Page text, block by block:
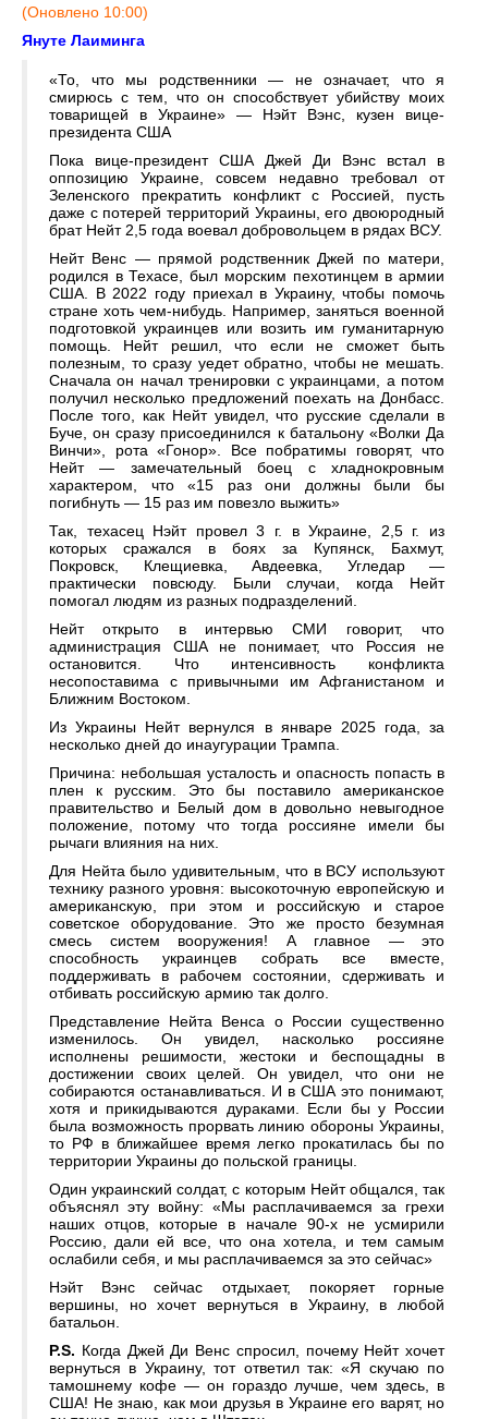
(Оновлено 10:00)
Януте Лаиминга
«То, что мы родственники — не означает, что я
смирюсь с тем, что он способствует убийству моих
товарищей в Украине» — Нэйт Вэнс, кузен вице-
президента США
Пока вице-президент США Джей Ди Вэнс встал в
оппозицию Украине, совсем недавно требовал от
Зеленского прекратить конфликт с Россией, пусть
даже с потерей территорий Украины, его двоюродный
брат Нейт 2,5 года воевал добровольцем в рядах ВСУ.
Нейт Венс — прямой родственник Джей по матери,
родился в Техасе, был морским пехотинцем в армии
США. В 2022 году приехал в Украину, чтобы помочь
стране хоть чем-нибудь. Например, заняться военной
подготовкой украинцев или возить им гуманитарную
помощь. Нейт решил, что если не сможет быть
полезным, то сразу уедет обратно, чтобы не мешать.
Сначала он начал тренировки с украинцами, а потом
получил несколько предложений поехать на Донбасс.
После того, как Нейт увидел, что русские сделали в
Буче, он сразу присоединился к батальону «Волки Да
Винчи», рота «Гонор». Все побратимы говорят, что
Нейт — замечательный боец с хладнокровным
характером, что «15 раз они должны были бы
погибнуть — 15 раз им повезло выжить»
Так, техасец Нэйт провел 3 г. в Украине, 2,5 г. из
которых сражался в боях за Купянск, Бахмут,
Покровск, Клещиевка, Авдеевка, Угледар —
практически повсюду. Были случаи, когда Нейт
помогал людям из разных подразделений.
Нейт открыто в интервью СМИ говорит, что
администрация США не понимает, что Россия не
остановится. Что интенсивность конфликта
несопоставима с привычными им Афганистаном и
Ближним Востоком.
Из Украины Нейт вернулся в январе 2025 года, за
несколько дней до инаугурации Трампа.
Причина: небольшая усталость и опасность попасть в
плен к русским. Это бы поставило американское
правительство и Белый дом в довольно невыгодное
положение, потому что тогда россияне имели бы
рычаги влияния на них.
Для Нейта было удивительным, что в ВСУ используют
технику разного уровня: высокоточную европейскую и
американскую, при этом и российскую и старое
советское оборудование. Это же просто безумная
смесь систем вооружения! А главное — это
способность украинцев собрать все вместе,
поддерживать в рабочем состоянии, сдерживать и
отбивать российскую армию так долго.
Представление Нейта Венса о России существенно
изменилось. Он увидел, насколько россияне
исполнены решимости, жестоки и беспощадны в
достижении своих целей. Он увидел, что они не
собираются останавливаться. И в США это понимают,
хотя и прикидываются дураками. Если бы у России
была возможность прорвать линию обороны Украины,
то РФ в ближайшее время легко прокатилась бы по
территории Украины до польской границы.
Один украинский солдат, с которым Нейт общался, так
объяснял эту войну: «Мы расплачиваемся за грехи
наших отцов, которые в начале 90-х не усмирили
Россию, дали ей все, что она хотела, и тем самым
ослабили себя, и мы расплачиваемся за это сейчас»
Нэйт Вэнс сейчас отдыхает, покоряет горные
вершины, но хочет вернуться в Украину, в любой
батальон.
P.S. Когда Джей Ди Венс спросил, почему Нейт хочет
вернуться в Украину, тот ответил так: «Я скучаю по
тамошнему кофе — он гораздо лучше, чем здесь, в
США! Не знаю, как мои друзья в Украине его варят, но